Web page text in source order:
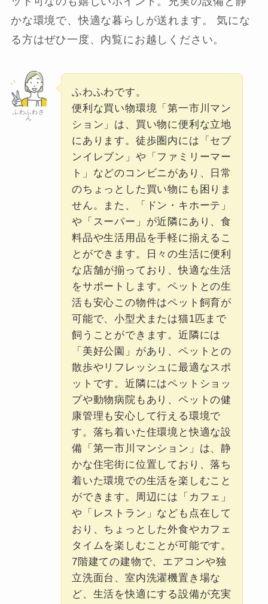
かな環境で、快適な暮らしが送れます。 気にな
る方はぜひ一度、内覧にお越しください。
ふわふわさ
ん
ふわふわです。
便利な買い物環境「第一市川マン
ション」は、買い物に便利な立地
にあります。徒歩圏内には「セブ
ンイレブン」や「ファミリーマー
ト」などのコンビニがあり、日常
のちょっとした買い物にも困りま
せん。また、「ドン・キホーテ」
や「スーパー」が近隣にあり、食
料品や生活用品を手軽に揃えるこ
とができます。日々の生活に便利
な店舗が揃っており、快適な生活
をサポートします。ペットとの生
活も安心この物件はペット飼育が
可能で、小型犬または猫1匹まで
飼うことができます。近隣には
「美好公園」があり、ペットとの
散歩やリフレッシュに最適なスポ
ットです。近隣にはペットショッ
プや動物病院もあり、ペットの健
康管理も安心して行える環境で
す。落ち着いた住環境と快適な設
備「第一市川マンション」は、静
かな住宅街に位置しており、落ち
着いた環境での生活を楽しむこと
ができます。周辺には「カフェ」
や「レストラン」なども点在して
おり、ちょっとした外食やカフェ
タイムを楽しむことが可能です。
7階建ての建物で、エアコンや独
立洗面台、室内洗濯機置き場な
ど、生活を快適にする設備が充実